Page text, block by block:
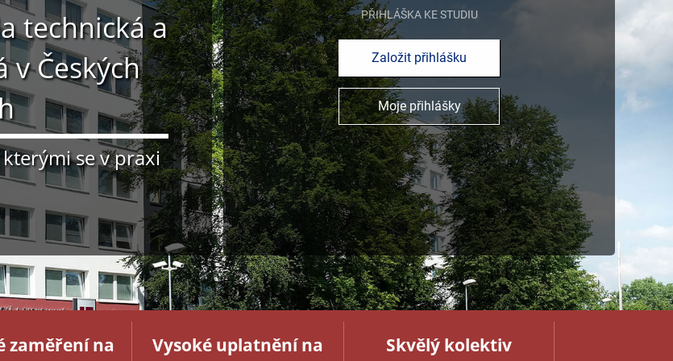
technická a
v Českých
se v praxi
PŘIHLÁŠKA KE STUDIU
Založit přihlášku
Moje přihlášky
zaměření na
Vysoké uplatnění na
Skvělý kolektiv